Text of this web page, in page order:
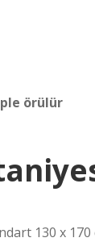
örülür
130 x